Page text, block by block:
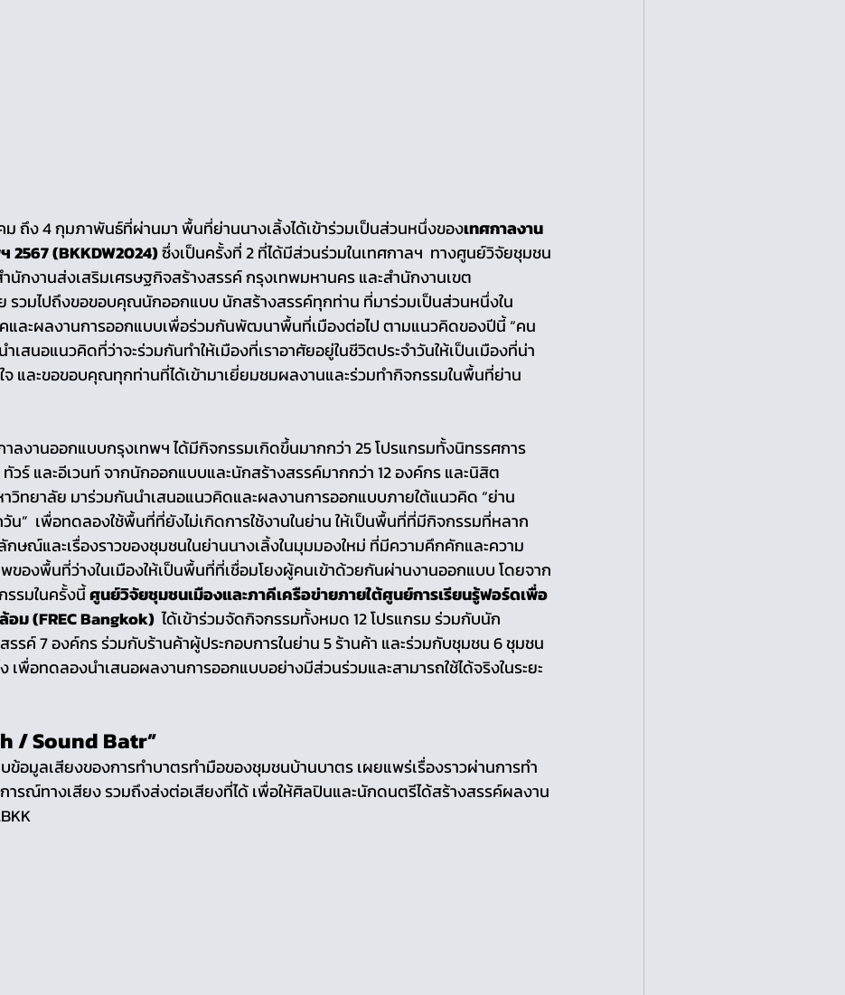
ม ถึง 4 กุมภาพันธ์ที่ผ่านมา พื้นที่ย่านนางเลิ้งได้เข้าร่วมเป็นส่วนหนึ่งของเทศกาลงาน
2567 (BKKDW2024) ซึ่งเป็นครั้งที่ 2 ที่ได้มีส่วนร่วมในเทศกาลฯ  ทางศูนย์วิจัยชุมชน
กงานส่งเสริมเศรษฐกิจสร้างสรรค์ กรุงเทพมหานคร และสำนักงานเขต
รวมไปถึงขอขอบคุณนักออกแบบ นักสร้างสรรค์ทุกท่าน ที่มาร่วมเป็นส่วนหนึ่งใน
และผลงานการออกแบบเพื่อร่วมกันพัฒนาพื้นที่เมืองต่อไป ตามแนวคิดของปีนี้ “คน
เสนอแนวคิดที่ว่าจะร่วมกันทำให้เมืองที่เราอาศัยอยู่ในชีวิตประจำวันให้เป็นเมืองที่น่า
และขอขอบคุณทุกท่านที่ได้เข้ามาเยี่ยมชมผลงานและร่วมทำกิจกรรมในพื้นที่ย่าน
ลงานออกแบบกรุงเทพฯ ได้มีกิจกรรมเกิดขึ้นมากกว่า 25 โปรแกรมทั้งนิทรรศการ
วร์ และอีเวนท์ จากนักออกแบบและนักสร้างสรรค์มากกว่า 12 องค์กร และนิสิต
วิทยาลัย มาร่วมกันนำเสนอแนวคิดและผลงานการออกแบบภายใต้แนวคิด “ย่าน
น”  เพื่อทดลองใช้พื้นที่ที่ยังไม่เกิดการใช้งานในย่าน ให้เป็นพื้นที่ที่มีกิจกรรมที่หลาก
ษณ์และเรื่องราวของชุมชนในย่านนางเลิ้งในมุมมองใหม่ ที่มีความคึกคักและความ
ของพื้นที่ว่างในเมืองให้เป็นพื้นที่ที่เชื่อมโยงผู้คนเข้าด้วยกันผ่านงานออกแบบ โดยจาก
รมในครั้งนี้ ศูนย์วิจัยชุมชนเมืองและภาคีเครือข่ายภายใต้ศูนย์การเรียนรู้ฟอร์ดเพื่อ
ม (FREC Bangkok) ได้เข้าร่วมจัดกิจกรรมทั้งหมด 12 โปรแกรม ร่วมกับนัก
รค์ 7 องค์กร ร่วมกับร้านค้าผู้ประกอบการในย่าน 5 ร้านค้า และร่วมกับชุมชน 6 ชุมชน
เพื่อทดลองนำเสนอผลงานการออกแบบอย่างมีส่วนร่วมและสามารถใช้ได้จริงในระยะ
/ Sound Batr”
ข้อมูลเสียงของการทำบาตรทำมือของชุมชนบ้านบาตร เผยแพร่เรื่องราวผ่านการทำ
ารณ์ทางเสียง รวมถึงส่งต่อเสียงที่ได้ เพื่อให้ศิลปินและนักดนตรีได้สร้างสรรค์ผลงาน